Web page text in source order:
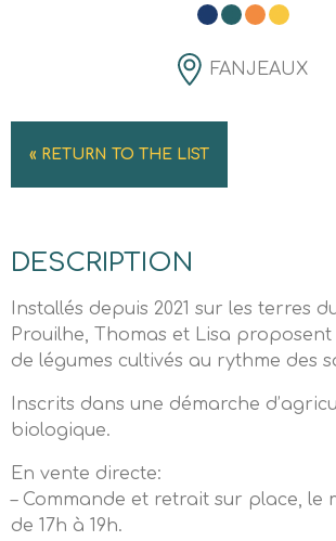
FANJEAUX
« RETURN TO THE LIST
DESCRIPTION
Installés depuis 2021 sur les terres
Prouilhe, Thomas et Lisa
de légumes cultivés au rythme des
Inscrits dans une démarche
biologique.
En vente directe:
– Commande et retrait sur place, le
de 17h à 19h.